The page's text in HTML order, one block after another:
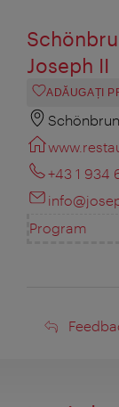
Joseph II
ADĂUGAȚI
+43 1 934
Program